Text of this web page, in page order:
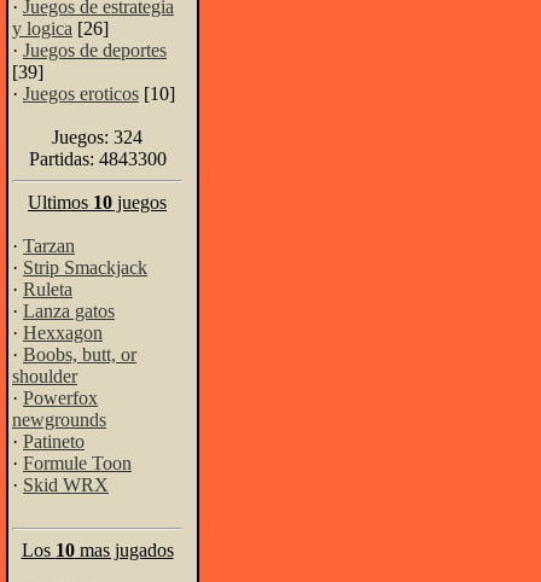
· Juegos de estrategia
y logica [26]
· Juegos de deportes
[39]
· Juegos eroticos [10]
Juegos: 324
Partidas: 4843300
Ultimos 10 juegos
· Tarzan
· Strip Smackjack
· Ruleta
· Lanza gatos
· Hexxagon
· Boobs, butt, or
shoulder
· Powerfox
newgrounds
· Patineto
· Formule Toon
· Skid WRX
Los 10mas jugados